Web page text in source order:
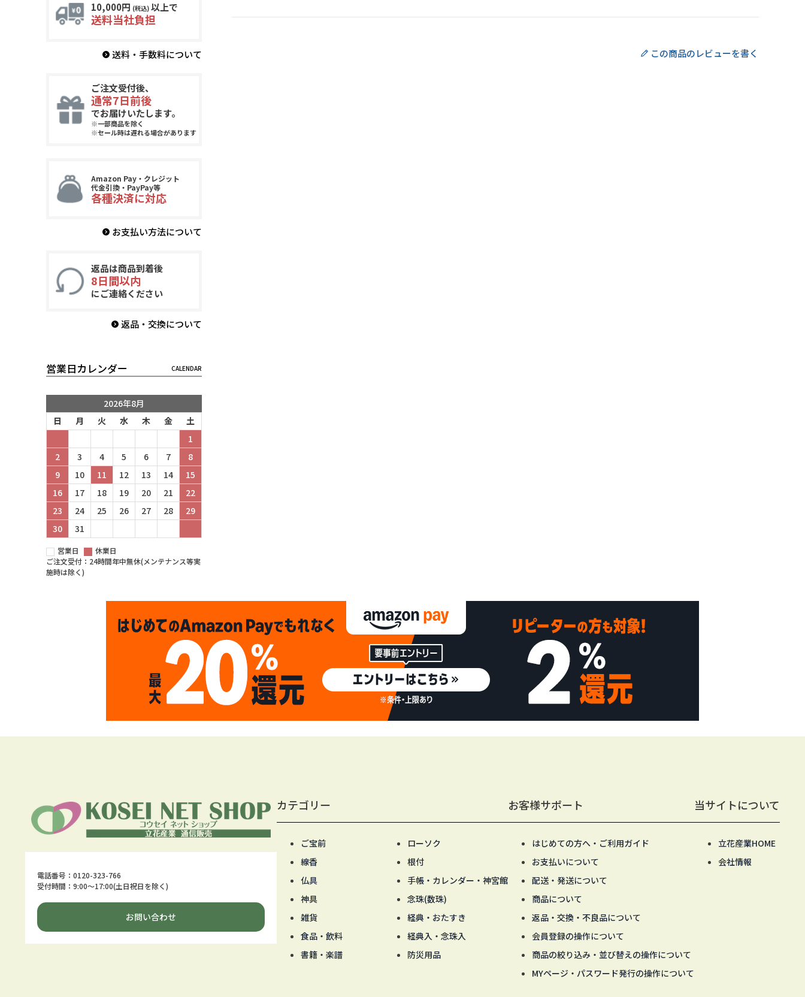
10,000円 (税込) 以上で
送料当社負担
送料・手数料について
ご注文受付後、
通常7日前後
でお届けいたします。
※一部商品を除く
※セール時は遅れる場合があります
Amazon Pay・クレジット
代金引換・PayPay等
各種決済に対応
お支払い方法について
返品は商品到着後
8日間以内
にご連絡ください
返品・交換について
営業日カレンダー
2026年8月
日
月 火 水 木 金
土
1
2
3 4 5 6 7
8
9
10 11 12 13 14
15
16
17 18 19 20 21
22
23
24 25 26 27 28
29
30
31
営業日
休業日
ご注文受付：24時間年中無休(メンテナンス等実
施時は除く)
電話番号：0120-323-766
受付時間：9:00～17:00(土日祝日を除く)
お問い合わせ
カテゴリー
ご宝前
ローソク
線香
根付
仏具
手帳・カレンダー・神宮館
神具
念珠(数珠)
雑貨
経典・おたすき
食品・飲料
経典入・念珠入
書籍・楽譜
防災用品
お客様サポート
はじめての方へ・ご利用ガイド
お支払いについて
配送・発送について
商品について
返品・交換・不良品について
会員登録の操作について
商品の絞り込み・並び替えの操作について
MYページ・パスワード発行の操作について
当サイトについて
立花産業HOME
会社情報